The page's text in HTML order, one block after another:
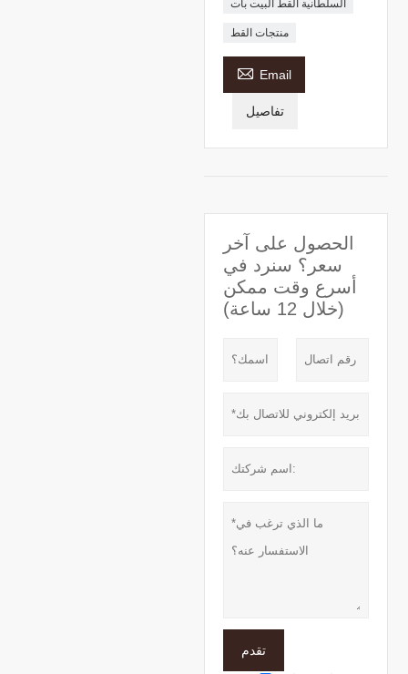
السلطانية القط البيت بات
منتجات القط
 Email
تفاصيل
الحصول على آخر
سعر؟ سنرد في
أسرع وقت ممكن
(خلال 12 ساعة)
تقدم